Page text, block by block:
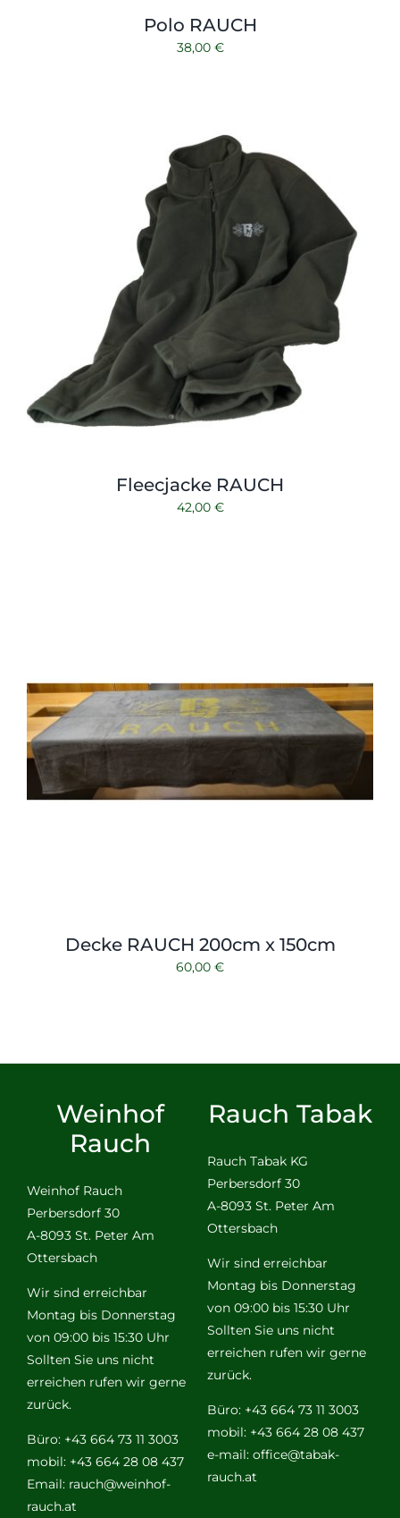
Polo RAUCH
38,00 €
Fleecjacke RAUCH
42,00 €
Decke RAUCH 200cm x 150cm
60,00 €
Weinhof
Rauch
Weinhof Rauch
Perbersdorf 30
A-8093 St. Peter Am
Ottersbach
Wir sind erreichbar
Montag bis Donnerstag
von 09:00 bis 15:30 Uhr
Sollten Sie uns nicht
erreichen rufen wir gerne
zurück.
Büro: +43 664 73 11 3003
mobil: +43 664 28 08 437
Email: rauch@weinhof-
rauch.at
Rauch Tabak
Rauch Tabak KG
Perbersdorf 30
A-8093 St. Peter Am
Ottersbach
Wir sind erreichbar
Montag bis Donnerstag
von 09:00 bis 15:30 Uhr
Sollten Sie uns nicht
erreichen rufen wir gerne
zurück.
Büro: +43 664 73 11 3003
mobil: +43 664 28 08 437
e-mail: office@tabak-
rauch.at